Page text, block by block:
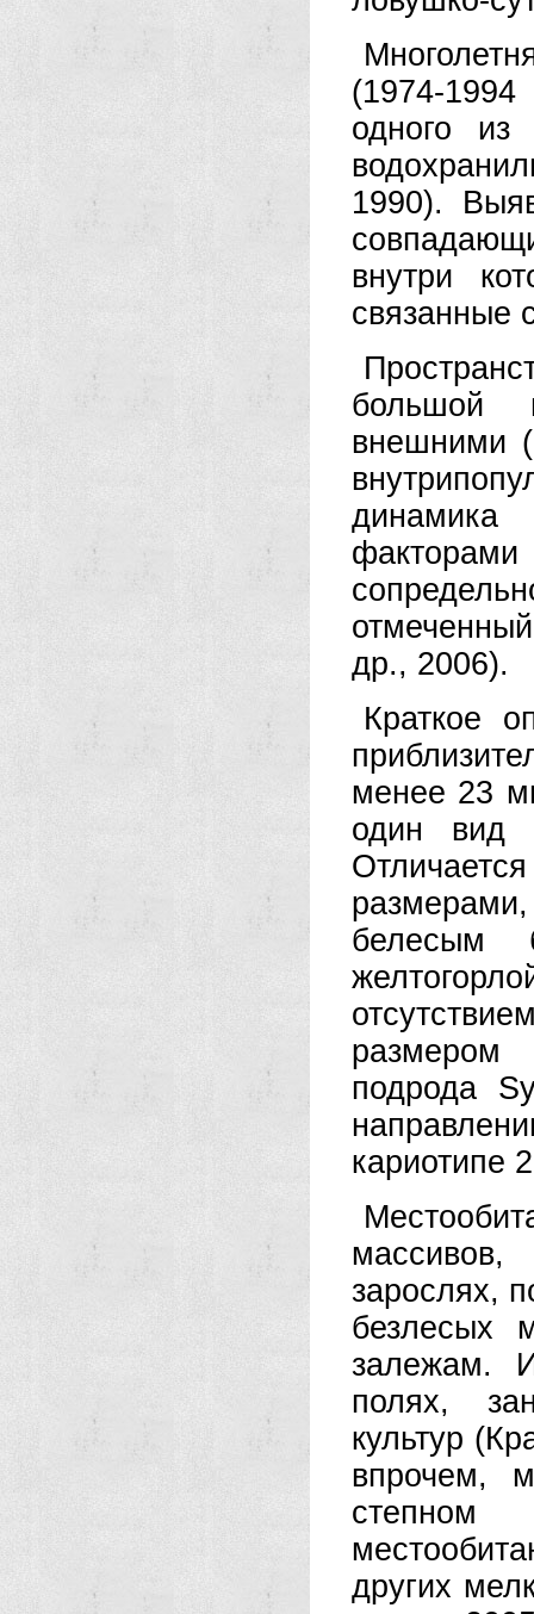
(1974-
одного из
1990).
внутри
связанные
большой
внешними
динамика
др., 2006).
Краткое
менее 23
один вид
белесым
размером
подрода
кариотипе
массивов,
зарослях,
безлесых
залежам.
полях,
культур
впрочем,
степном
других